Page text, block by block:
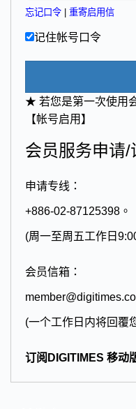
忘记口令 重寄启用信
记住帐号口令
★ 若您是第一次使用
【帐号启用】
会员服务申请/
申请专线：
+886-02-87125398。
(周一至周五工作日
会员信箱：
(一个工作日内将回覆
订阅DIGITIMES 移动